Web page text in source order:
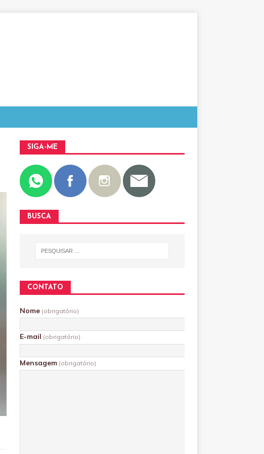
SIGA-ME
BUSCA
CONTATO
Nome (obrigatório)
E-mail (obrigatório)
Mensagem (obrigatório)